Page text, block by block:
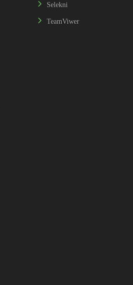
Selekni
TeamViwer